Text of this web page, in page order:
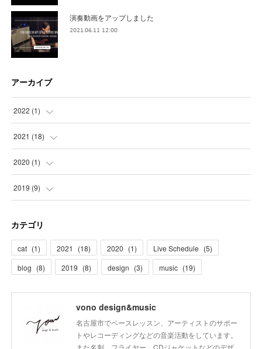
演奏動画をアップしました
2021.06.11 12:00
アーカイブ
2022 (1)
(1
2021 (18)
( )
( )
(5)
2020 (1)
( )
2019 (9)
(4)
カテゴリ
cat (1) 2021 (18) 2020 (1) Live Schedule (5)
blog (8) 2019 (8) design (3) music (19)
vono design&music
名古屋市でベースレッスン、アーティストのサポー
トやレコーディングなどの音楽活動をしています。
また名刺、フライヤー、CDジャケットなどのデザ